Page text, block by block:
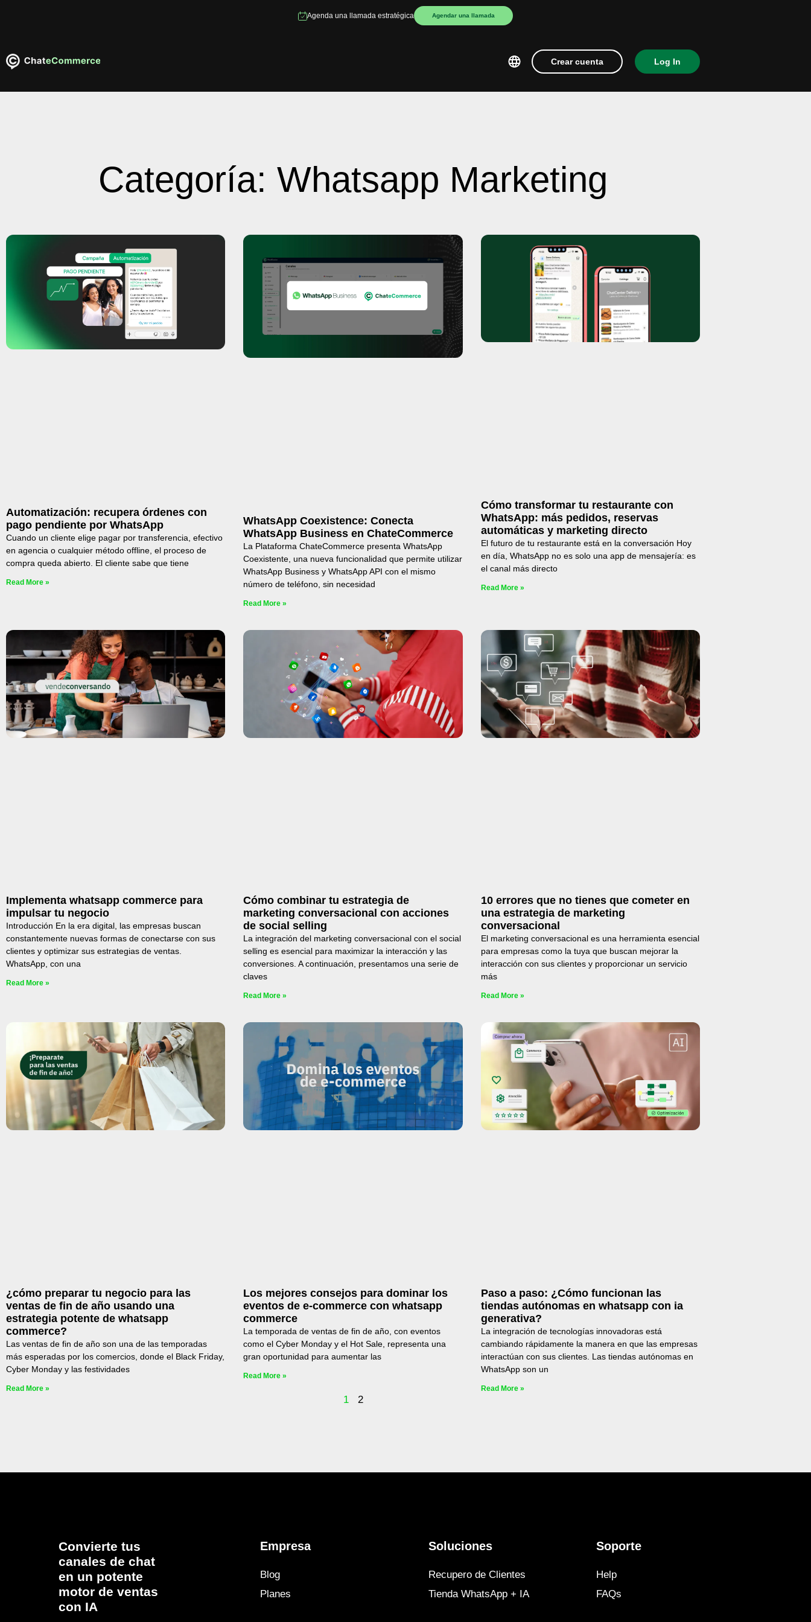
Agenda una llamada estratégica Agendar una llamada
Crear cuenta Log In
Categoría: Whatsapp Marketing
Automatización: recupera órdenes con
pago pendiente por WhatsApp
Cuando un cliente elige pagar por transferencia, efectivo
en agencia o cualquier método offline, el proceso de
compra queda abierto. El cliente sabe que tiene
Read More »
WhatsApp Coexistence: Conecta
WhatsApp Business en ChateCommerce
La Plataforma ChateCommerce presenta WhatsApp
Coexistente, una nueva funcionalidad que permite utilizar
WhatsApp Business y WhatsApp API con el mismo
número de teléfono, sin necesidad
Read More »
Cómo transformar tu restaurante con
WhatsApp: más pedidos, reservas
automáticas y marketing directo
El futuro de tu restaurante está en la conversación Hoy
en día, WhatsApp no es solo una app de mensajería: es
el canal más directo
Read More »
Implementa whatsapp commerce para
impulsar tu negocio
Introducción En la era digital, las empresas buscan
constantemente nuevas formas de conectarse con sus
clientes y optimizar sus estrategias de ventas.
WhatsApp, con una
Read More »
Cómo combinar tu estrategia de
marketing conversacional con acciones
de social selling
La integración del marketing conversacional con el social
selling es esencial para maximizar la interacción y las
conversiones. A continuación, presentamos una serie de
claves
Read More »
10 errores que no tienes que cometer en
una estrategia de marketing
conversacional
El marketing conversacional es una herramienta esencial
para empresas como la tuya que buscan mejorar la
interacción con sus clientes y proporcionar un servicio
más
Read More »
¿cómo preparar tu negocio para las
ventas de fin de año usando una
estrategia potente de whatsapp
commerce?
Las ventas de fin de año son una de las temporadas
más esperadas por los comercios, donde el Black Friday,
Cyber Monday y las festividades
Read More »
Los mejores consejos para dominar los
eventos de e-commerce con whatsapp
commerce
La temporada de ventas de fin de año, con eventos
como el Cyber Monday y el Hot Sale, representa una
gran oportunidad para aumentar las
Read More »
Paso a paso: ¿Cómo funcionan las
tiendas autónomas en whatsapp con ia
generativa?
La integración de tecnologías innovadoras está
cambiando rápidamente la manera en que las empresas
interactúan con sus clientes. Las tiendas autónomas en
WhatsApp son un
Read More »
1 2
Convierte tus
canales de chat
en un potente
motor de ventas
con IA
Empresa
Blog
Planes
Soluciones
Recupero de Clientes
Tienda WhatsApp + IA
Soporte
Help
FAQs